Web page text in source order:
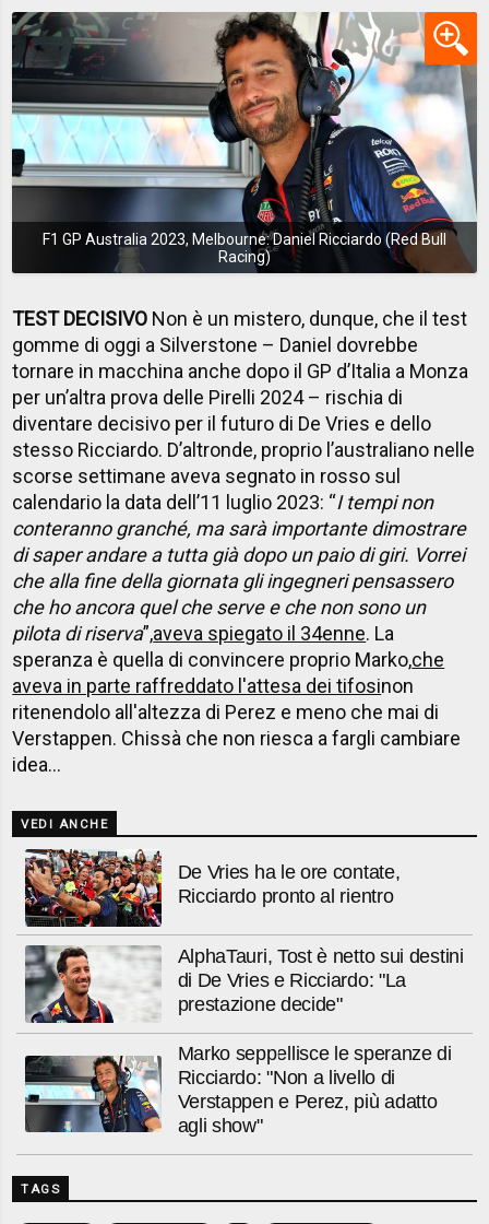
F1 GP Australia 2023, Melbourne: Daniel Ricciardo (Red Bull
Racing)
TEST DECISIVO Non è un mistero, dunque, che il test
gomme di oggi a Silverstone – Daniel dovrebbe
tornare in macchina anche dopo il GP d’Italia a Monza
per un’altra prova delle Pirelli 2024 – rischia di
diventare decisivo per il futuro di De Vries e dello
stesso Ricciardo. D’altronde, proprio l’australiano nelle
scorse settimane aveva segnato in rosso sul
calendario la data dell’11 luglio 2023: “I tempi non
conteranno granché, ma sarà importante dimostrare
di saper andare a tutta già dopo un paio di giri. Vorrei
che alla fine della giornata gli ingegneri pensassero
che ho ancora quel che serve e che non sono un
pilota di riserva”,aveva spiegato il 34enne. La
speranza è quella di convincere proprio Marko,che
aveva in parte raffreddato l'attesa dei tifosinon
ritenendolo all'altezza di Perez e meno che mai di
Verstappen. Chissà che non riesca a fargli cambiare
idea...
VEDI ANCHE
De Vries ha le ore contate,
Ricciardo pronto al rientro
AlphaTauri, Tost è netto sui destini
di De Vries e Ricciardo: "La
prestazione decide"
Marko seppellisce le speranze di
Ricciardo: "Non a livello di
Verstappen e Perez, più adatto
agli show"
TAGS